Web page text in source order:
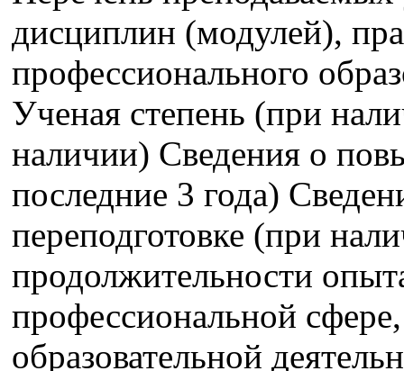
дисциплин (модулей),
профессионального
Ученая степень (при
наличии) Сведения о
последние 3 года)
переподготовке (при
продолжительности
профессиональной
образовательной